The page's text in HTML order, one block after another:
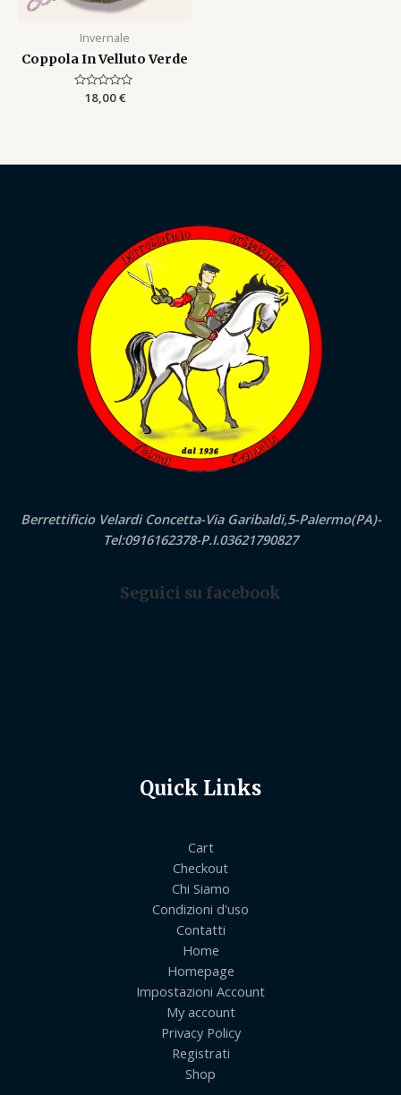
Invernale
Coppola In Velluto Verde
Rated
18,00€
Berrettificio Velardi Concetta-Via Garibaldi,5-Palermo(PA)-
Tel:0916162378-P.I.03621790827
Seguici su facebook
Quick Links
Cart
Checkout
Chi Siamo
Condizioni d'uso
Contatti
Home
Homepage
Impostazioni Account
My account
Privacy Policy
Registrati
Shop